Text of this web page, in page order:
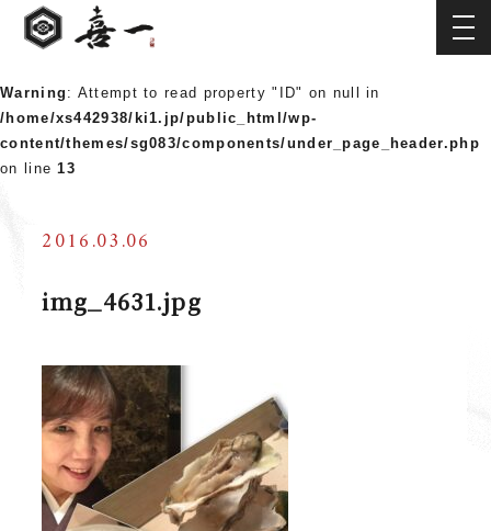
Warning : Attempt to read property "ID" on null in
/home/xs442938/ki1.jp/public_html/wp-
content/themes/sg083/components/under_page_header.php
on line13
2016.03.06
img_4631.jpg